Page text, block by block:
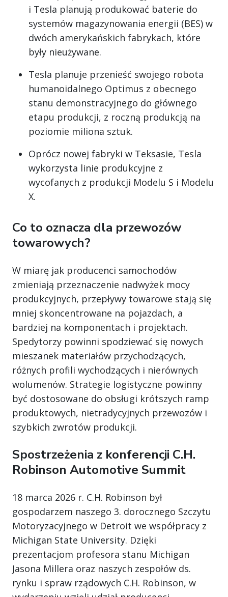
i Tesla planują produkować baterie do
systemów magazynowania energii (BES) w
dwóch amerykańskich fabrykach, które
były nieużywane.
Tesla planuje przenieść swojego robota
humanoidalnego Optimus z obecnego
stanu demonstracyjnego do głównego
etapu produkcji, z roczną produkcją na
poziomie miliona sztuk.
Oprócz nowej fabryki w Teksasie, Tesla
wykorzysta linie produkcyjne z
wycofanych z produkcji Modelu S i Modelu
X.
Co to oznacza dla przewozów
towarowych?
W miarę jak producenci samochodów
zmieniają przeznaczenie nadwyżek mocy
produkcyjnych, przepływy towarowe stają się
mniej skoncentrowane na pojazdach, a
bardziej na komponentach i projektach.
Spedytorzy powinni spodziewać się nowych
mieszanek materiałów przychodzących,
różnych profili wychodzących i nierównych
wolumenów. Strategie logistyczne powinny
być dostosowane do obsługi krótszych ramp
produktowych, nietradycyjnych przewozów i
szybkich zwrotów produkcji.
Spostrzeżenia z konferencji C.H.
Robinson Automotive Summit
18 marca 2026 r. C.H. Robinson był
gospodarzem naszego 3. dorocznego Szczytu
Motoryzacyjnego w Detroit we współpracy z
Michigan State University. Dzięki
prezentacjom profesora stanu Michigan
Jasona Millera oraz naszych zespołów ds.
rynku i spraw rządowych C.H. Robinson, w